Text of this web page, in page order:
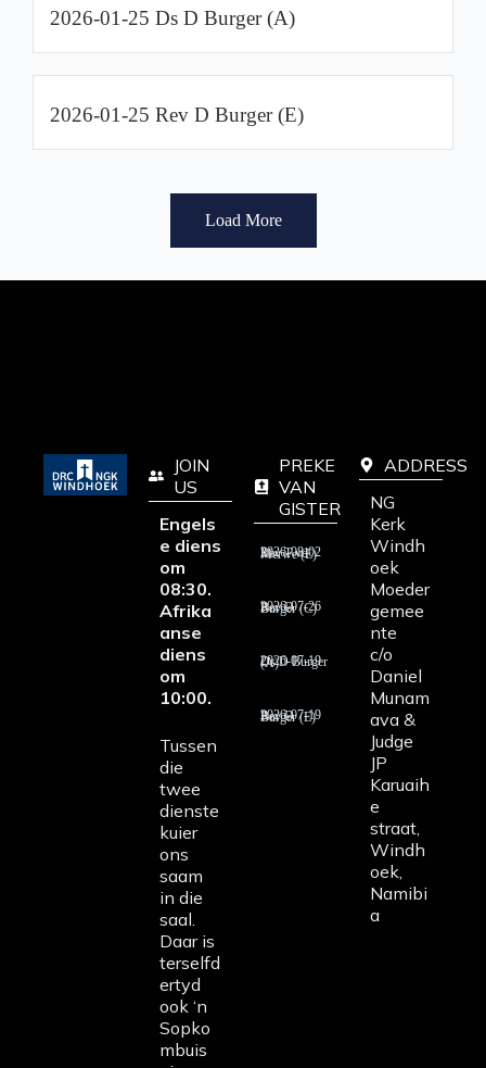
2026-01-25 Ds D Burger (A)
2026-01-25 Rev D Burger (E)
Load More
JOIN
US
Engels
e diens
om
08:30.
Afrika
anse
diens
om
10:00.
Tussen
die
twee
dienste
kuier
ons
saam
in die
saal.
Daar is
terselfd
ertyd
ook ‘n
Sopko
mbuis
PREKE
VAN
GISTER
2026-08-02 Rev T vd Merwe (E)
2026-07-26 Rev D Burger (C)
2026-07-19 Ds D Burger (A)
2026-07-19 Rev D Burger (E)
ADDRESS
NG
Kerk
Windh
oek
Moeder
gemee
nte
c/o
Daniel
Munam
ava &
Judge
JP
Karuaih
e
straat,
Windh
oek,
Namibi
a